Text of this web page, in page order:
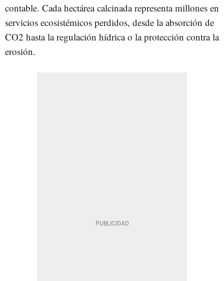
contable. Cada hectárea calcinada representa millones en
servicios ecosistémicos perdidos, desde la absorción de
CO2 hasta la regulación hídrica o la protección contra la
erosión.